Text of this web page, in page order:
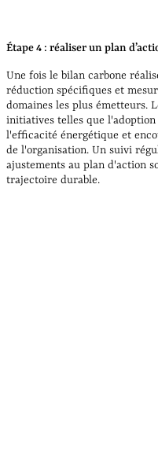
Étape 4 : réaliser un plan
Une fois le bilan carbone
réduction spécifiques et
domaines les plus émetteurs.
initiatives telles que
l'efficacité énergétique et
de l'organisation. Un suivi
ajustements au plan d'action
trajectoire durable.